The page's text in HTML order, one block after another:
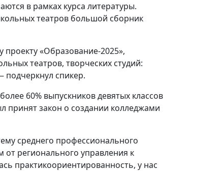
в рамках курса литературы.
театров большой сборник
«Образование-2025»,
театров, творческих студий:
спикер.
60% выпускников девятых классов
закон о создании колледжами
среднего профессионального
регионального управления к
практикоориентированность, у нас